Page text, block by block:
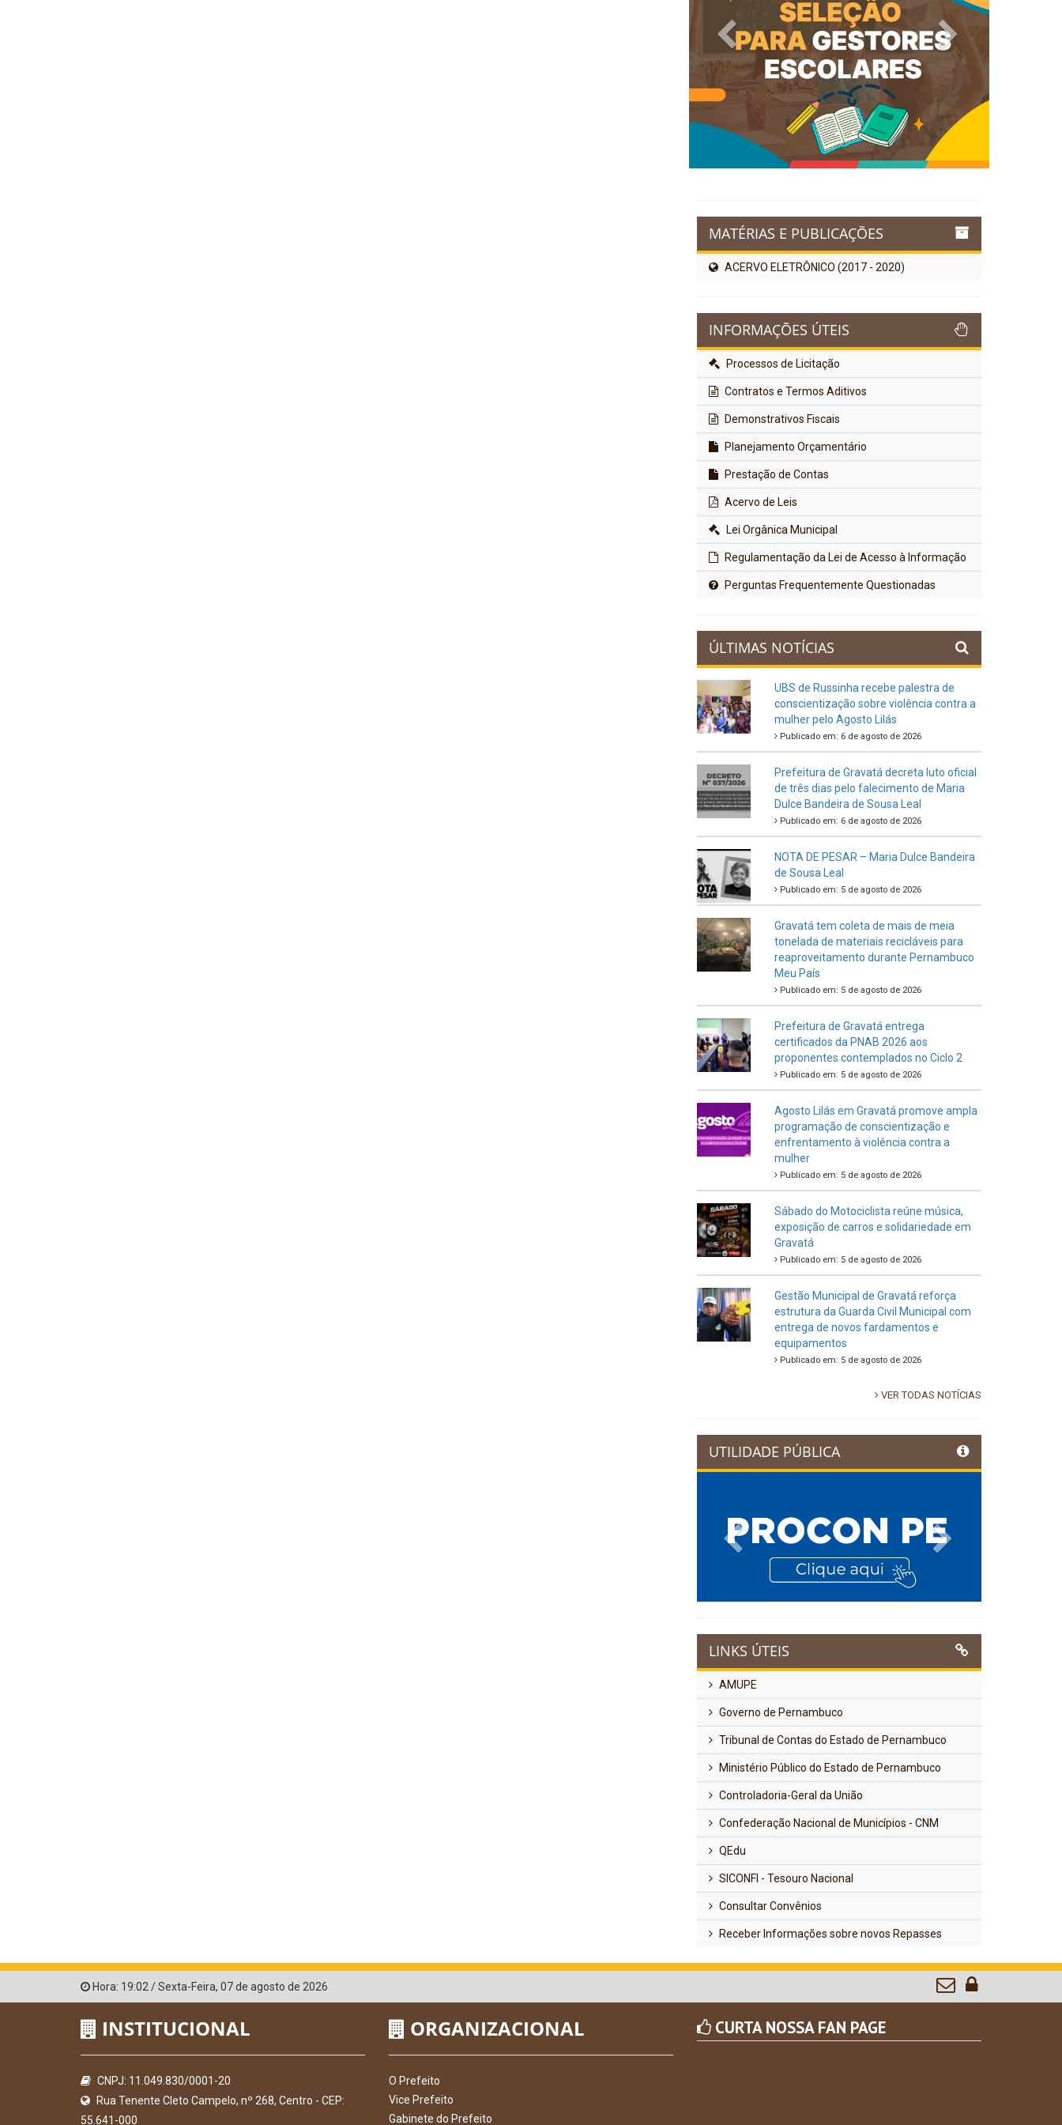
Previous Next
MATÉRIAS E PUBLICAÇÕES
ACERVO ELETRÔNICO (2017 - 2020)
INFORMAÇÕES ÚTEIS
Processos de Licitação
Contratos e Termos Aditivos
Demonstrativos Fiscais
Planejamento Orçamentário
Prestação de Contas
Acervo de Leis
Lei Orgânica Municipal
Regulamentação da Lei de Acesso à Informação
Perguntas Frequentemente Questionadas
ÚLTIMAS NOTÍCIAS
UBS de Russinha recebe palestra de
conscientização sobre violência contra a
mulher pelo Agosto Lilás
Publicado em: 6 de agosto de 2026
Prefeitura de Gravatá decreta luto oficial
de três dias pelo falecimento de Maria
Dulce Bandeira de Sousa Leal
Publicado em: 6 de agosto de 2026
NOTA DE PESAR – Maria Dulce Bandeira
de Sousa Leal
Publicado em: 5 de agosto de 2026
Gravatá tem coleta de mais de meia
tonelada de materiais recicláveis para
reaproveitamento durante Pernambuco
Meu País
Publicado em: 5 de agosto de 2026
Prefeitura de Gravatá entrega
certificados da PNAB 2026 aos
proponentes contemplados no Ciclo 2
Publicado em: 5 de agosto de 2026
Agosto Lilás em Gravatá promove ampla
programação de conscientização e
enfrentamento à violência contra a
mulher
Publicado em: 5 de agosto de 2026
Sábado do Motociclista reúne música,
exposição de carros e solidariedade em
Gravatá
Publicado em: 5 de agosto de 2026
Gestão Municipal de Gravatá reforça
estrutura da Guarda Civil Municipal com
entrega de novos fardamentos e
equipamentos
Publicado em: 5 de agosto de 2026
VER TODAS NOTÍCIAS
UTILIDADE PÚBLICA
Previous
LINKS ÚTEIS
AMUPE
Governo de Pernambuco
Tribunal de Contas do Estado de Pernambuco
Ministério Público do Estado de Pernambuco
Controladoria-Geral da União
Confederação Nacional de Municípios - CNM
QEdu
SICONFI - Tesouro Nacional
Consultar Convênios
Receber Informações sobre novos Repasses
Hora: 19:02 /Sexta-Feira, 07 de agosto de 2026
INSTITUCIONAL
CNPJ: 11.049.830/0001-20
Rua Tenente Cleto Campelo, nº 268, Centro - CEP:
55.641-000
ORGANIZACIONAL
O Prefeito
Vice Prefeito
Gabinete do Prefeito
CURTA NOSSA FAN PAGE